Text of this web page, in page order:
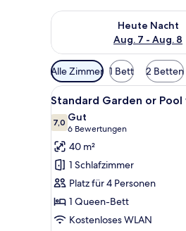
Heute Nacht
Aug. 7 - Aug. 8
Überprüfe die
Verfügbare
Filter
für
Zimmer
Alle Zimmer 1 Bett 2 Betten
Alle
Fotos
für
Standard
Garden
or
Pool
view
anzeigen
6
Standard Garden or
7,07,0 von 10
Gut
6 Bewertungen
(6
Bewertungen)
40 m²
1 Schlafzimmer
Platz für 4 Personen
1 Queen-Bett
Kostenloses WLAN